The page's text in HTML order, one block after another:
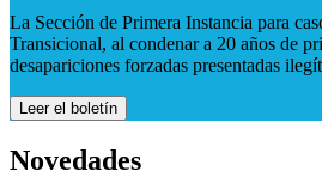
La Sección de Primera Instancia para
Transicional, al condenar a 20 años de
desapariciones forzadas presentadas
Leer el boletín
Novedades